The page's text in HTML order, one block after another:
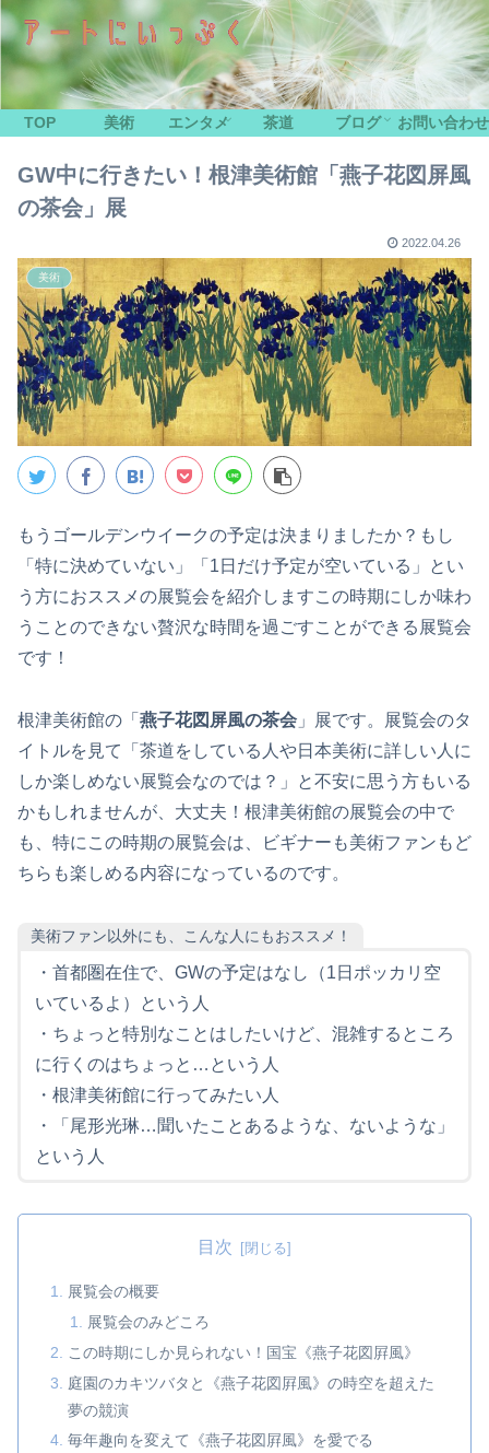
TOP 美術 エンタメ 茶道 ブログ お問い合わせ
GW中に行きたい！根津美術館「燕子花図屏風
の茶会」展
2022.04.26
美術
もうゴールデンウイークの予定は決まりましたか？もし
「特に決めていない」「1日だけ予定が空いている」とい
う方におススメの展覧会を紹介しますこの時期にしか味わ
うことのできない贅沢な時間を過ごすことができる展覧会
です！
根津美術館の「 燕子花図屏風の茶会 」展です。展覧会のタ
イトルを見て「茶道をしている人や日本美術に詳しい人に
しか楽しめない展覧会なのでは？」と不安に思う方もいる
かもしれませんが、大丈夫！根津美術館の展覧会の中で
も、特にこの時期の展覧会は、ビギナーも美術ファンもど
ちらも楽しめる内容になっているのです。
美術ファン以外にも、こんな人にもおススメ！
・首都圏在住で、GWの予定はなし（1日ポッカリ空
いているよ）という人
・ちょっと特別なことはしたいけど、混雑するところ
に行くのはちょっと…という人
・根津美術館に行ってみたい人
・「尾形光琳…聞いたことあるような、ないような」
という人
目次
展覧会の概要
展覧会のみどころ
この時期にしか見られない！国宝《燕子花図屛風》
庭園のカキツバタと《燕子花図屛風》の時空を超えた
夢の競演
毎年趣向を変えて《燕子花図屛風》を愛でる